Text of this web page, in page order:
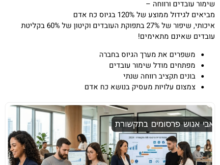
שימור עובדים ורווחה –
מביאים לגידול ממוצע של 120% בגיוס כח אדם
איכותי, שיפור של 27% בתפוקת העובדים וקיטון של 60% בקליטת
עובדים שאינם מתאימים!
משפרים את מערך הגיוס בחברה
מפתחים מודל שימור עובדים
בונים תקציב רווחה שנתי
צמצום עלויות מעסיק בנושא כח אדם